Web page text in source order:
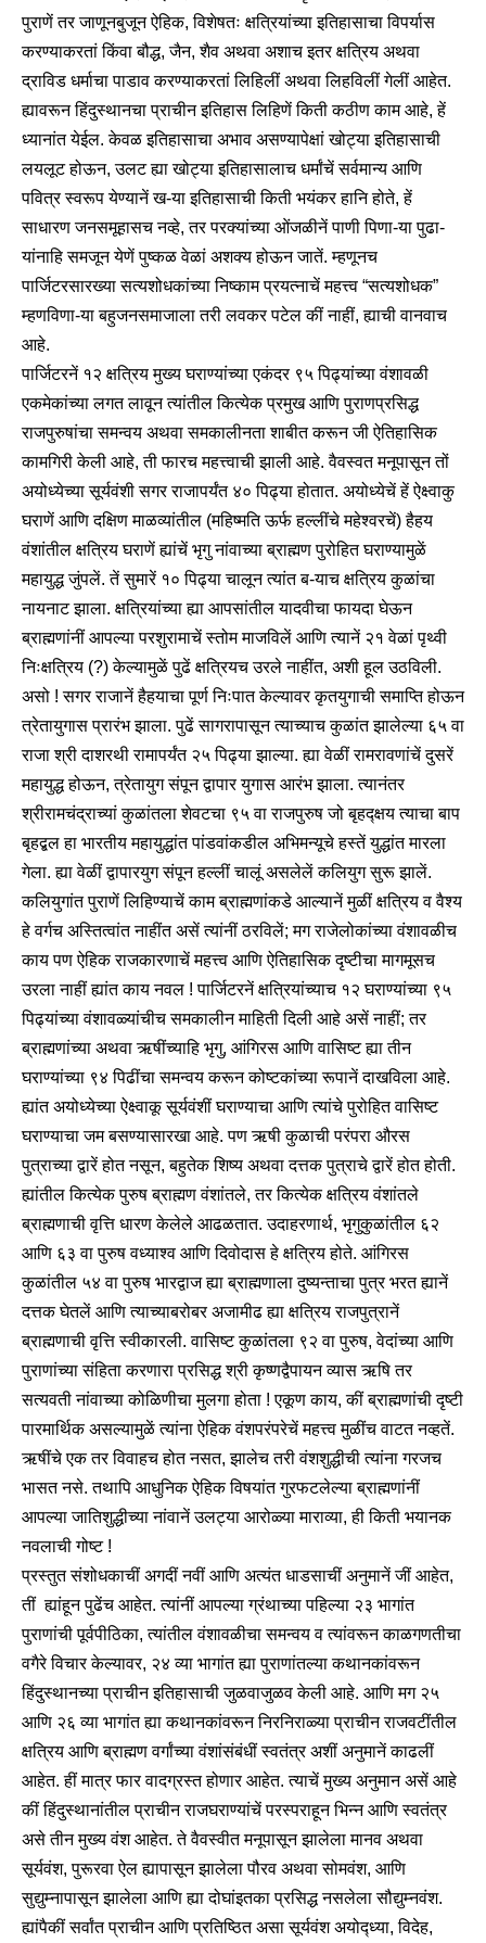
पुराणें तर जाणूनबुजून ऐहिक, विशेषतः क्षत्रियांच्या इतिहासाचा विपर्यास
करण्याकरतां किंवा बौद्ध, जैन, शैव अथवा अशाच इतर क्षत्रिय अथवा
द्राविड धर्माचा पाडाव करण्याकरतां लिहिलीं अथवा लिहविलीं गेलीं आहेत.
ह्यावरून हिंदुस्थानचा प्राचीन इतिहास लिहिणें किती कठीण काम आहे, हें
ध्यानांत येईल. केवळ इतिहासाचा अभाव असण्यापेक्षां खोट्या इतिहासाची
लयलूट होऊन, उलट ह्या खोट्या इतिहासालाच धर्मांचें सर्वमान्य आणि
पवित्र स्वरूप येण्यानें ख-या इतिहासाची किती भयंकर हानि होते, हें
साधारण जनसमूहासच नव्हे, तर परक्यांच्या ओंजळीनें पाणी पिणा-या पुढा-
यांनाहि समजून येणें पुष्कळ वेळां अशक्य होऊन जातें. म्हणूनच
पार्जिटरसारख्या सत्यशोधकांच्या निष्काम प्रयत्नाचें महत्त्व “सत्यशोधक”
म्हणविणा-या बहुजनसमाजाला तरी लवकर पटेल कीं नाहीं, ह्याची वानवाच
आहे.
पार्जिटरनें १२ क्षत्रिय मुख्य घराण्यांच्या एकंदर ९५ पिढ्यांच्या वंशावळी
एकमेकांच्या लगत लावून त्यांतील कित्येक प्रमुख आणि पुराणप्रसिद्ध
राजपुरुषांचा समन्वय अथवा समकालीनता शाबीत करून जी ऐतिहासिक
कामगिरी केली आहे, ती फारच महत्त्वाची झाली आहे. वैवस्वत मनूपासून तों
अयोध्येच्या सूर्यवंशी सगर राजापर्यंत ४० पिढ्या होतात. अयोध्येचें हें ऐक्ष्वाकु
घराणें आणि दक्षिण माळव्यांतील (महिष्मति ऊर्फ हल्लींचे महेश्वरचें) हैहय
वंशांतील क्षत्रिय घराणें ह्यांचें भृगु नांवाच्या ब्राह्मण पुरोहित घराण्यामुळें
महायुद्ध जुंपलें. तें सुमारें १० पिढ्या चालून त्यांत ब-याच क्षत्रिय कुळांचा
नायनाट झाला. क्षत्रियांच्या ह्या आपसांतील यादवीचा फायदा घेऊन
ब्राह्मणांनीं आपल्या परशुरामाचें स्तोम माजविलें आणि त्यानें २१ वेळां पृथ्वी
निःक्षत्रिय (?) केल्यामुळें पुढें क्षत्रियच उरले नाहींत, अशी हूल उठविली.
असो ! सगर राजानें हैहयाचा पूर्ण निःपात केल्यावर कृतयुगाची समाप्ति होऊन
त्रेतायुगास प्रारंभ झाला. पुढें सागरापासून त्याच्याच कुळांत झालेल्या ६५ वा
राजा श्री दाशरथी रामापर्यंत २५ पिढ्या झाल्या. ह्या वेळीं रामरावणांचें दुसरें
महायुद्ध होऊन, त्रेतायुग संपून द्वापार युगास आरंभ झाला. त्यानंतर
श्रीरामचंद्राच्यां कुळांतला शेवटचा ९५ वा राजपुरुष जो बृहद्क्षय त्याचा बाप
बृहद्बल हा भारतीय महायुद्धांत पांडवांकडील अभिमन्यूचे हस्तें युद्धांत मारला
गेला. ह्या वेळीं द्वापारयुग संपून हल्लीं चालूं असलेलें कलियुग सुरू झालें.
कलियुगांत पुराणें लिहिण्याचें काम ब्राह्मणांकडे आल्यानें मुळीं क्षत्रिय व वैश्य
हे वर्गच अस्तित्वांत नाहींत असें त्यांनीं ठरविलें; मग राजेलोकांच्या वंशावळीच
काय पण ऐहिक राजकारणाचें महत्त्व आणि ऐतिहासिक दृष्टीचा मागमूसच
उरला नाहीं ह्यांत काय नवल ! पार्जिटरनें क्षत्रियांच्याच १२ घराण्यांच्या ९५
पिढ्यांच्या वंशावळ्यांचीच समकालीन माहिती दिली आहे असें नाहीं; तर
ब्राह्मणांच्या अथवा ऋषींच्याहि भृगु, आंगिरस आणि वासिष्ट ह्या तीन
घराण्यांच्या ९४ पिढींचा समन्वय करून कोष्टकांच्या रूपानें दाखविला आहे.
ह्यांत अयोध्येच्या ऐक्ष्वाकू सूर्यवंशीं घराण्याचा आणि त्यांचे पुरोहित वासिष्ट
घराण्याचा जम बसण्यासारखा आहे. पण ऋषी कुळाची परंपरा औरस
पुत्राच्या द्वारें होत नसून, बहुतेक शिष्य अथवा दत्तक पुत्राचे द्वारें होत होती.
ह्यांतील कित्येक पुरुष ब्राह्मण वंशांतले, तर कित्येक क्षत्रिय वंशांतले
ब्राह्मणाची वृत्ति धारण केलेले आढळतात. उदाहरणार्थ, भृगुकुळांतील ६२
आणि ६३ वा पुरुष वध्याश्व आणि दिवोदास हे क्षत्रिय होते. आंगिरस
कुळांतील ५४ वा पुरुष भारद्वाज ह्या ब्राह्मणाला दुष्यन्ताचा पुत्र भरत ह्यानें
दत्तक घेतलें आणि त्याच्याबरोबर अजामीढ ह्या क्षत्रिय राजपुत्रानें
ब्राह्मणाची वृत्ति स्वीकारली. वासिष्ट कुळांतला ९२ वा पुरुष, वेदांच्या आणि
पुराणांच्या संहिता करणारा प्रसिद्ध श्री कृष्णद्वैपायन व्यास ऋषि तर
सत्यवती नांवाच्या कोळिणीचा मुलगा होता ! एकूण काय, कीं ब्राह्मणांची दृष्टी
पारमार्थिक असल्यामुळें त्यांना ऐहिक वंशपरंपरेचें महत्त्व मुळींच वाटत नव्हतें.
ऋषींचे एक तर विवाहच होत नसत, झालेच तरी वंशशुद्धीची त्यांना गरजच
भासत नसे. तथापि आधुनिक ऐहिक विषयांत गुरफटलेल्या ब्राह्मणांनीं
आपल्या जातिशुद्धीच्या नांवानें उलट्या आरोळ्या माराव्या, ही किती भयानक
नवलाची गोष्ट !
प्रस्तुत संशोधकाचीं अगदीं नवीं आणि अत्यंत धाडसाचीं अनुमानें जीं आहेत,
तीं ह्यांहून पुढेंच आहेत. त्यांनीं आपल्या ग्रंथाच्या पहिल्या २३ भागांत
पुराणांची पूर्वपीठिका, त्यांतील वंशावळीचा समन्वय व त्यांवरून काळगणतीचा
वगैरे विचार केल्यावर, २४ व्या भागांत ह्या पुराणांतल्या कथानकांवरून
हिंदुस्थानच्या प्राचीन इतिहासाची जुळवाजुळव केली आहे. आणि मग २५
आणि २६ व्या भागांत ह्या कथानकांवरून निरनिराळ्या प्राचीन राजवटींतील
क्षत्रिय आणि ब्राह्मण वर्गांच्या वंशांसंबंधीं स्वतंत्र अशीं अनुमानें काढलीं
आहेत. हीं मात्र फार वादग्रस्त होणार आहेत. त्याचें मुख्य अनुमान असें आहे
कीं हिंदुस्थानांतील प्राचीन राजघराण्यांचें परस्पराहून भिन्न आणि स्वतंत्र
असे तीन मुख्य वंश आहेत. ते वैवस्वीत मनूपासून झालेला मानव अथवा
सूर्यवंश, पुरूरवा ऐल ह्यापासून झालेला पौरव अथवा सोमवंश, आणि
सुद्युम्नापासून झालेला आणि ह्या दोघांइतका प्रसिद्ध नसलेला सौद्युम्नवंश.
ह्यांपैकीं सर्वांत प्राचीन आणि प्रतिष्ठित असा सूर्यवंश अयोद्ध्या, विदेह,